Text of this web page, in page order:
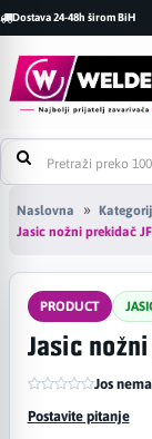
Dostava 24-48h širom BiH
Naslovna
Jasic nožni prekidač
PRODUCT
Jasic
Jos
Postavite pitanje